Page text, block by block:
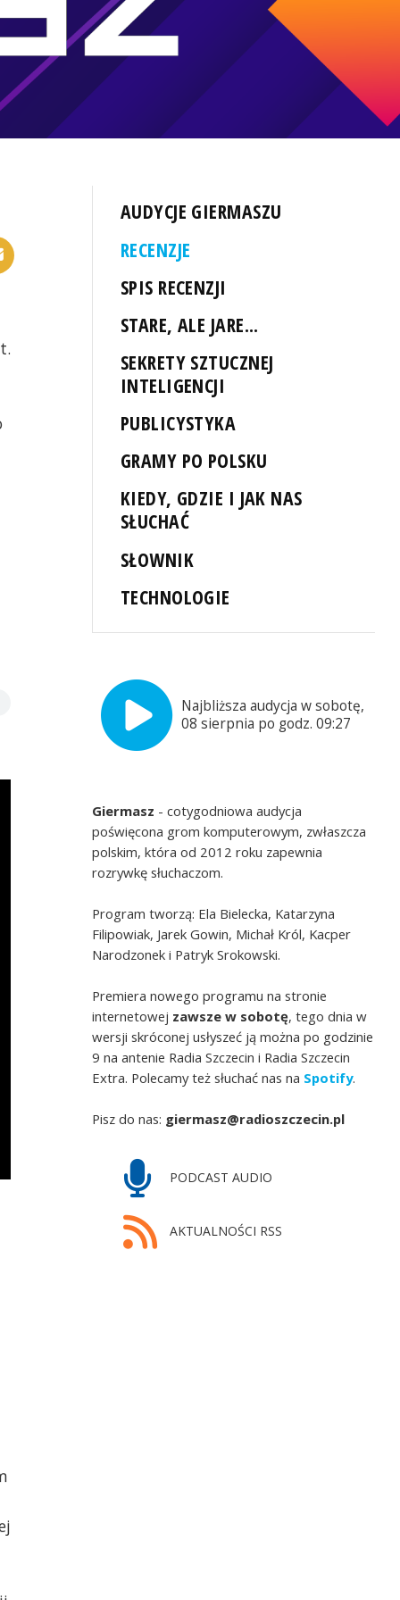
AUDYCJE GIERMASZU
RECENZJE
SPIS RECENZJI
STARE, ALE JARE...
SEKRETY SZTUCZNEJ
INTELIGENCJI
PUBLICYSTYKA
GRAMY PO POLSKU
KIEDY, GDZIE I JAK NAS
SŁUCHAĆ
SŁOWNIK
TECHNOLOGIE
Najbliższa audycja w sobotę,
08 sierpnia po godz. 09:27
Giermasz - cotygodniowa audycja
poświęcona grom komputerowym, zwłaszcza
polskim, która od 2012 roku zapewnia
rozrywkę słuchaczom.
Program tworzą: Ela Bielecka, Katarzyna
Filipowiak, Jarek Gowin, Michał Król, Kacper
Narodzonek i Patryk Srokowski.
Premiera nowego programu na stronie
internetowej zawsze w sobotę, tego dnia w
wersji skróconej usłyszeć ją można po godzinie
9 na antenie Radia Szczecin i Radia Szczecin
Extra. Polecamy też słuchać nas na Spotify.
Pisz do nas: giermasz@radioszczecin.pl
PODCAST AUDIO
AKTUALNOŚCI RSS